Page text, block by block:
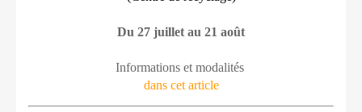
Du 27 juillet au 21 août
Informations et modalités
dans cet article